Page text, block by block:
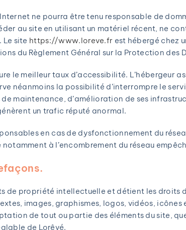
ne pourra être tenu responsable de
au site en utilisant un matériel récent, ne
site https://www.loreve.fr est hébergé chez
du Règlement Général sur la Protection des
le meilleur taux d’accessibilité. L’hébergeur
néanmoins la possibilité d’interrompre le
maintenance, d’amélioration de ses
un trafic réputé anormal.
en cas de dysfonctionnement du
à l’encombrement du réseau
de propriété intellectuelle et détient les droits
images, graphismes, logos, vidéos, icônes
de tout ou partie des éléments du site,
de Lorêvé.